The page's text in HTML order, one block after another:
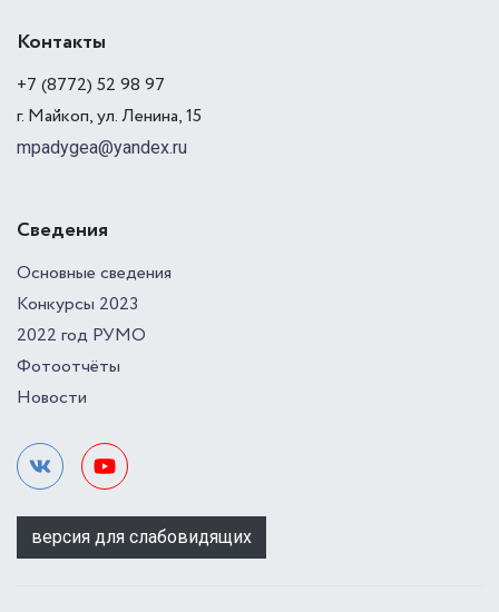
Контакты
+7 (8772) 52 98 97
г. Майкоп, ул. Ленина, 15
mpadygea@yandex.ru
Сведения
Основные сведения
Конкурсы 2023
2022 год РУМО
Фотоотчёты
Новости
версия для слабовидящих